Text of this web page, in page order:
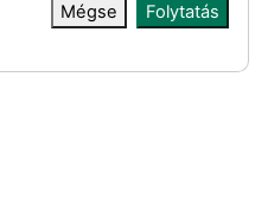
Mégse Folytatás